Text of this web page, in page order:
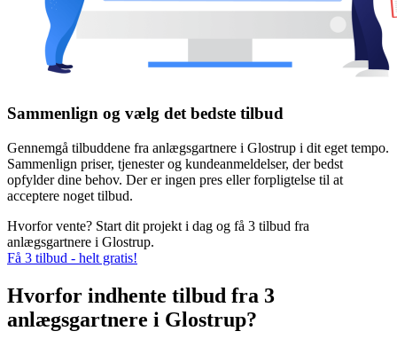
Sammenlign og vælg det bedste tilbud
Gennemgå tilbuddene fra anlægsgartnere i Glostrup i dit eget tempo.
Sammenlign priser, tjenester og kundeanmeldelser, der bedst
opfylder dine behov. Der er ingen pres eller forpligtelse til at
acceptere noget tilbud.
Hvorfor vente? Start dit projekt i dag og få 3 tilbud fra
anlægsgartnere i Glostrup.
Få 3 tilbud - helt gratis!
Hvorfor indhente tilbud fra 3
anlægsgartnere i Glostrup?